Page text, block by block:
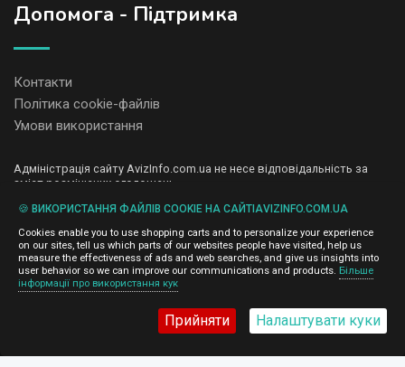
Допомога - Підтримка
Контакти
Політика cookie-файлів
Умови використання
Адміністрація сайту AvizInfo.com.ua не несе відповідальність за
зміст розміщених оголошень.
і не продаємо особисту інформацію зареєстрованих користувачів
AvizInfo.com.ua третім особам. Ми не відповідаємо за правила
конфіденційності сайтів на які посилається AvizInfo.com.ua. На
деяких сторінках нашого сайту представлена реклама Google
Adsense Advertising Network. Щоб дізнатися детальніше про
правила конфіденційності Google
🍪 ВИКОРИСТАННЯ ФАЙЛІВ COOKIE НА САЙТІAVIZINFO.COM.UA
Cookies enable you to use shopping carts and to personalize your experience
on our sites, tell us which parts of our websites people have visited, help us
measure the effectiveness of ads and web searches, and give us insights into
user behavior so we can improve our communications and products. Більше
інформації про використання кук
Прийняти Налаштувати куки